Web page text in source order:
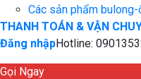
Các sản phẩm
THANH TOÁN & VẬN
Đăng nhậpHotline:
Gọi Ngay